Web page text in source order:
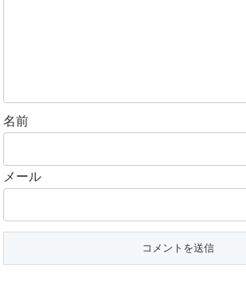
名前
メール